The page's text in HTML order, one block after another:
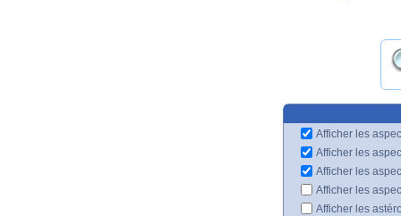
Afficher les
Afficher les
Afficher les
Afficher les
Afficher les